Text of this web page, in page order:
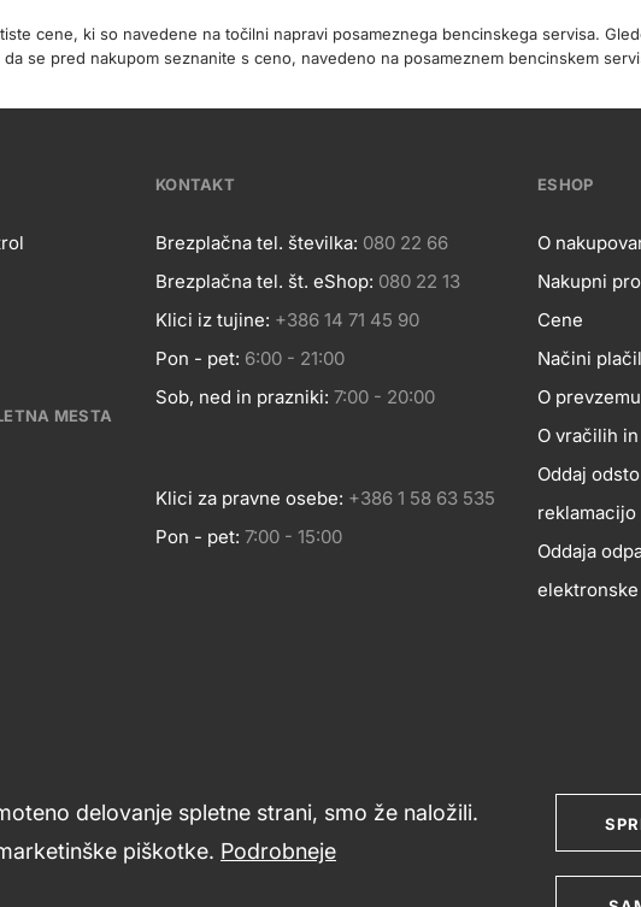
delovanje spletne strani, smo že naložili.
piškotke. Podrobneje
cene, ki so navedene na točilni napravi posameznega bencinskega servisa.
se pred nakupom seznanite s ceno, navedeno na posameznem bencinskem
MESTA
KONTAKT
Kontakt
Brezplačna tel. številka: 080 22 66
Brezplačna tel. št. eShop: 080 22 13
Klici iz tujine: +386 14 71 45 90
Pon - pet: 6:00 - 21:00
Sob, ned in prazniki: 7:00 - 20:00
Klici za pravne osebe: +386 1 58 63 535
Pon - pet: 7:00 - 15:00
links
ESHOP
O
Nakupni
Cene
Načini
O
O vračilih
Oddaj
reklamacijo
Oddaja
elektronske
in osebnih podatkov Izvensodno reševanje potrošniških sporov